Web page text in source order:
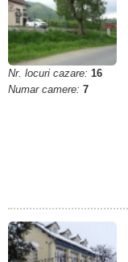
Nr. locuri cazare: 16
Numar camere: 7